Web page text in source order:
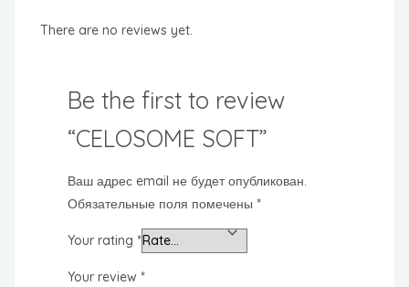
There are no reviews yet.
Be the first to review
“CELOSOME SOFT”
Ваш адрес email не будет опубликован.
Обязательные поля помечены *
Your rating *
Your review *